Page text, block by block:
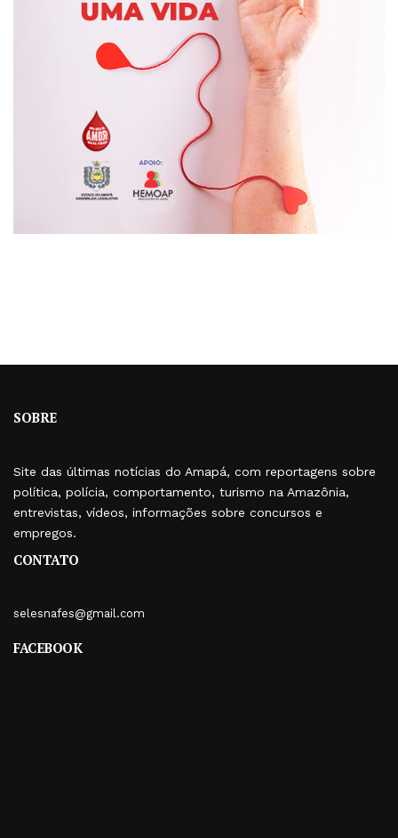
SOBRE
Site das últimas notícias do Amapá, com reportagens sobre
política, polícia, comportamento, turismo na Amazônia,
entrevistas, vídeos, informações sobre concursos e
empregos.
CONTATO
selesnafes@gmail.com
FACEBOOK